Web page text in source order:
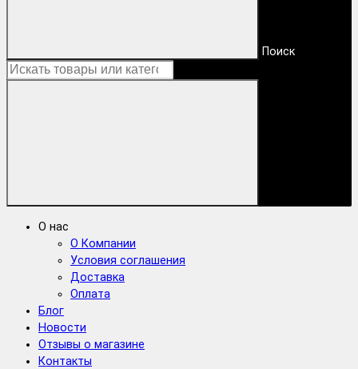
Поиск
О нас
О Компании
Условия соглашения
Доставка
Оплата
Блог
Новости
Отзывы о магазине
Контакты